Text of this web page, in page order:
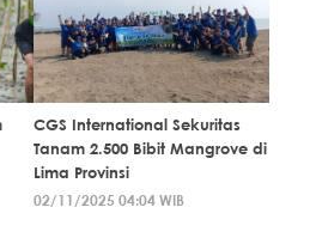
CGS International Sekuritas
Tanam 2.500 Bibit Mangrove di
Lima Provinsi
02/11/2025 04:04 WIB